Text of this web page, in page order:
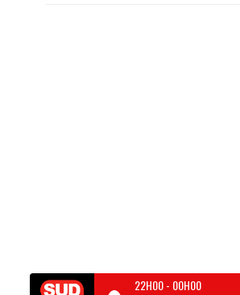
22H00- 00H00